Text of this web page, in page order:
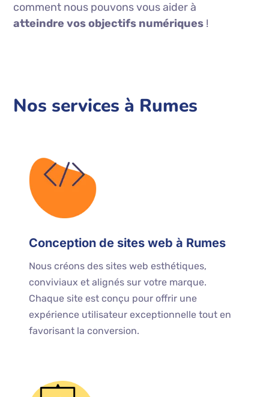
comment nous pouvons vous aider à
atteindre vos objectifs numériques !
Nos services à Rumes
Conception de sites web à Rumes
Nous créons des sites web esthétiques,
conviviaux et alignés sur votre marque.
Chaque site est conçu pour offrir une
expérience utilisateur exceptionnelle tout en
favorisant la conversion.